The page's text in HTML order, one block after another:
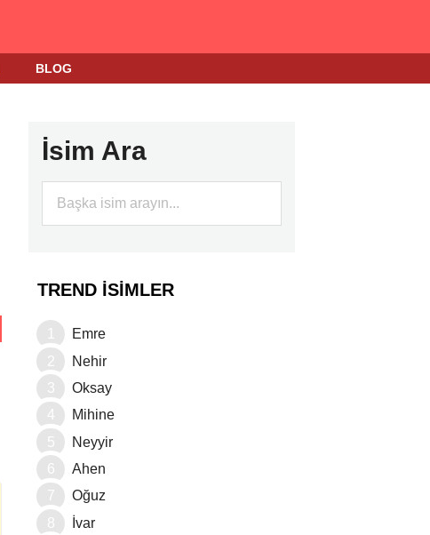
BLOG
İsim Ara
TREND İSIMLER
Emre
Nehir
Oksay
Mihine
Neyyir
Ahen
Oğuz
İvar